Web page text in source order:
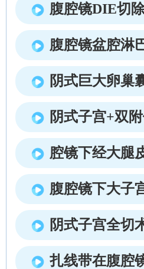
腹腔镜DIE切
腹腔镜盆腔淋
阴式巨大卵巢
阴式子宫+双
腔镜下经大腿
腹腔镜下大子
阴式子宫全切
扎线带在腹腔